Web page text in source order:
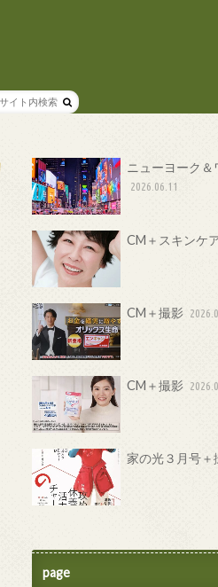
ニューヨーク＆
2026.06.11
CM＋スキンケ
CM＋撮影
CM＋撮影
家の光３月号＋
page